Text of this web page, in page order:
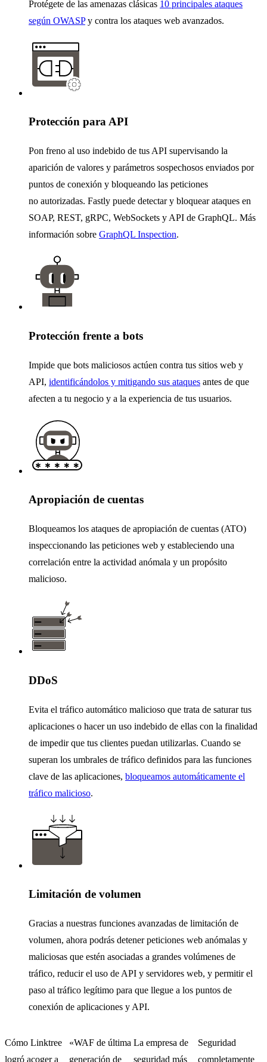
Protégete de las amenazas clásicas 10 principales ataques
según OWASPy contra los ataques web avanzados.
Protección para API
Pon freno al uso indebido de tus API supervisando la
aparición de valores y parámetros sospechosos enviados por
puntos de conexión y bloqueando las peticiones
no autorizadas. Fastly puede detectar y bloquear ataques en
SOAP, REST, gRPC, WebSockets y API de GraphQL. Más
información sobre GraphQL Inspection.
Protección frente a bots
Impide que bots maliciosos actúen contra tus sitios web y
API, identificándolos y mitigando sus ataques antes de que
afecten a tu negocio y a la experiencia de tus usuarios.
Apropiación de cuentas
Bloqueamos los ataques de apropiación de cuentas (ATO)
inspeccionando las peticiones web y estableciendo una
correlación entre la actividad anómala y un propósito
malicioso.
DDoS
Evita el tráfico automático malicioso que trata de saturar tus
aplicaciones o hacer un uso indebido de ellas con la finalidad
de impedir que tus clientes puedan utilizarlas. Cuando se
superan los umbrales de tráfico definidos para las funciones
clave de las aplicaciones, bloqueamos automáticamente el
tráfico malicioso.
Limitación de volumen
Gracias a nuestras funciones avanzadas de limitación de
volumen, ahora podrás detener peticiones web anómalas y
maliciosas que estén asociadas a grandes volúmenes de
tráfico, reducir el uso de API y servidores web, y permitir el
paso al tráfico legítimo para que llegue a los puntos de
conexión de aplicaciones y API.
Cómo Linktree
logró acoger a
«WAF de última
generación de
La empresa de
seguridad más
Seguridad
completamente